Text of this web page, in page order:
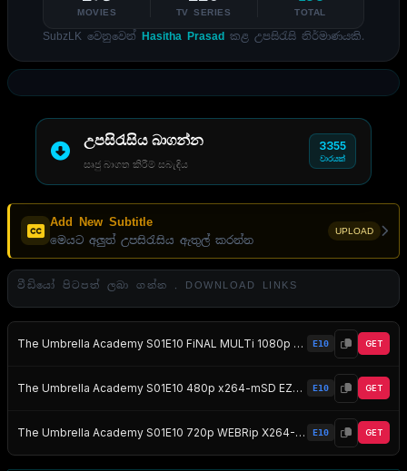
MOVIES TV SERIES TOTAL
SubzLK වෙනුවෙන් Hasitha Prasad කළ උපසිරැසි නිර්මාණයකි.
උපසිරැසිය බාගන්න
සෘජු බාගත කිරීම් සබැඳිය
3355
වාරයක්
Add New Subtitle
මෙයට අලුත් උපසිරැසිය ඇතුල් කරන්න
UPLOAD
වීඩියෝ පිටපත් ලබා ගන්න . DOWNLOAD LINKS
The Umbrella Academy S01E10 FiNAL MULTi 1080p WEB x264-CiELOS EZTV E10 GET
The Umbrella Academy S01E10 480p x264-mSD EZTV E10 GET
The Umbrella Academy S01E10 720p WEBRip X264-AMCON EZTV E10 GET